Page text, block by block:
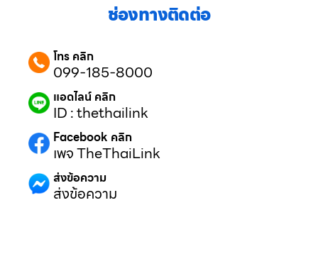
ช่องทางติดต่อ
โทร คลิก
099-185-8000
แอดไลน์ คลิก
ID : thethailink
Facebook คลิก
เพจ TheThaiLink
ส่งข้อความ
ส่งข้อความ